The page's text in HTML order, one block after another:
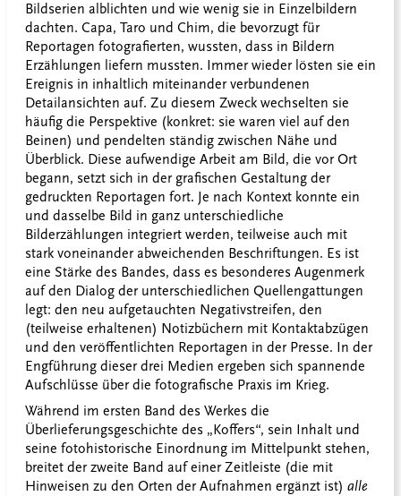
Bildserien alblichten und wie wenig sie in Einzelbildern
dachten. Capa, Taro und Chim, die bevorzugt für
Reportagen fotografierten, wussten, dass in Bildern
Erzählungen liefern mussten. Immer wieder lösten sie ein
Ereignis in inhaltlich miteinander verbundenen
Detailansichten auf. Zu diesem Zweck wechselten sie
häufig die Perspektive (konkret: sie waren viel auf den
Beinen) und pendelten ständig zwischen Nähe und
Überblick. Diese aufwendige Arbeit am Bild, die vor Ort
begann, setzt sich in der grafischen Gestaltung der
gedruckten Reportagen fort. Je nach Kontext konnte ein
und dasselbe Bild in ganz unterschiedliche
Bilderzählungen integriert werden, teilweise auch mit
stark voneinander abweichenden Beschriftungen. Es ist
eine Stärke des Bandes, dass es besonderes Augenmerk
auf den Dialog der unterschiedlichen Quellengattungen
legt: den neu aufgetauchten Negativstreifen, den
(teilweise erhaltenen) Notizbüchern mit Kontaktabzügen
und den veröffentlichten Reportagen in der Presse. In der
Engführung dieser drei Medien ergeben sich spannende
Aufschlüsse über die fotografische Praxis im Krieg.
Während im ersten Band des Werkes die
Überlieferungsgeschichte des „Koffers“, sein Inhalt und
seine fotohistorische Einordnung im Mittelpunkt stehen,
breitet der zweite Band auf einer Zeitleiste (die mit
Hinweisen zu den Orten der Aufnahmen ergänzt ist) alle